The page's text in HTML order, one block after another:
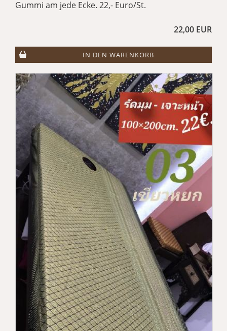
Gummi am jede Ecke. 22,- Euro/St.
22,00 EUR
IN DEN WARENKORB